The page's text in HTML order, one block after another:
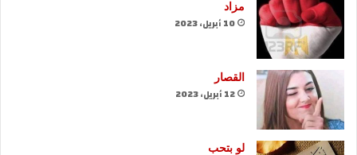
مزاد
10 أبريل، 2023
القصار
12 أبريل، 2023
لو بتحب